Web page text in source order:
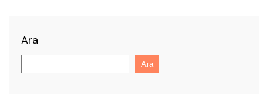
Ara
Ara